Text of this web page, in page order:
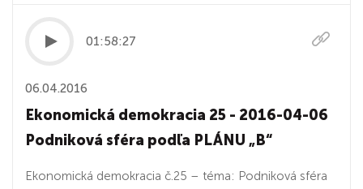
01:58:27
06.04.2016
Ekonomická demokracia 25 - 2016-04-06
Podniková sféra podľa PLÁNU „B“
Ekonomická demokracia č.25 – téma: Podniková sféra